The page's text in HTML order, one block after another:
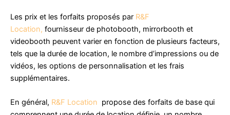
Les prix et les forfaits proposés par R&F
Location, fournisseur de photobooth, mirrorbooth et
videobooth peuvent varier en fonction de plusieurs facteurs,
tels que la durée de location, le nombre d’impressions ou de
vidéos, les options de personnalisation et les frais
supplémentaires.
En général, R&F Location propose des forfaits de base qui